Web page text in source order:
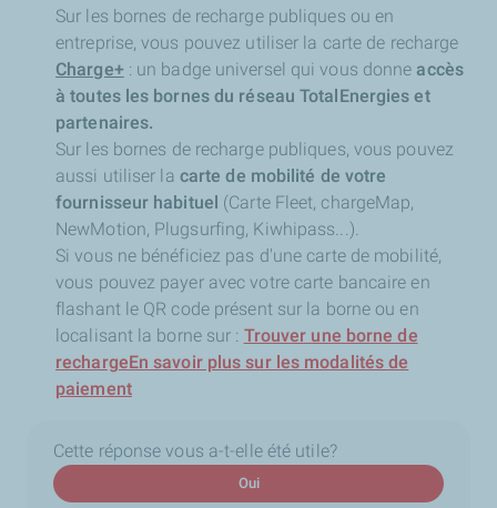
Sur les bornes de recharge publiques ou en
entreprise, vous pouvez utiliser la carte de recharge
Charge+: un badge universel qui vous donne accès
à toutes les bornes du réseau TotalEnergies et
partenaires.
Sur les bornes de recharge publiques, vous pouvez
aussi utiliser la carte de mobilité de votre
fournisseur habituel (Carte Fleet, chargeMap,
NewMotion, Plugsurfing, Kiwhipass...).
Si vous ne bénéficiez pas d'une carte de mobilité,
vous pouvez payer avec votre carte bancaire en
flashant le QR code présent sur la borne ou en
localisant la borne sur : Trouver une borne de
rechargeEn savoir plus sur les modalités de
paiement
Cette réponse vous a-t-elle été utile?
Oui